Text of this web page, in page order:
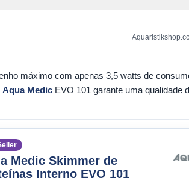
máximo com apenas 3,5 watts de
Aqua Medic EVO 101 garante uma qualidade
Medic Skimmer de
Interno EVO 101